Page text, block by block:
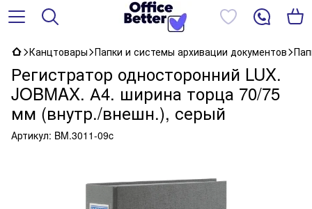
Канцтовары Папки и системы архивации документов
Регистратор односторонний LUX.
JOBMAX. А4. ширина торца 70/75
мм (внутр./внешн.), серый
Артикул: BM.3011-09c